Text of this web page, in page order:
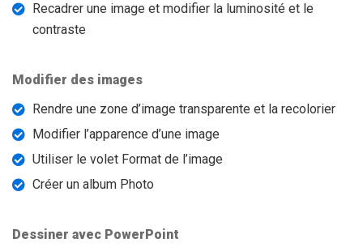
Recadrer une image et modifier la luminosité et le
contraste
Modifier des images
Rendre une zone d’image transparente et la recolorier
Modifier l’apparence d’une image
Utiliser le volet Format de l’image
Créer un album Photo
Dessiner avec PowerPoint